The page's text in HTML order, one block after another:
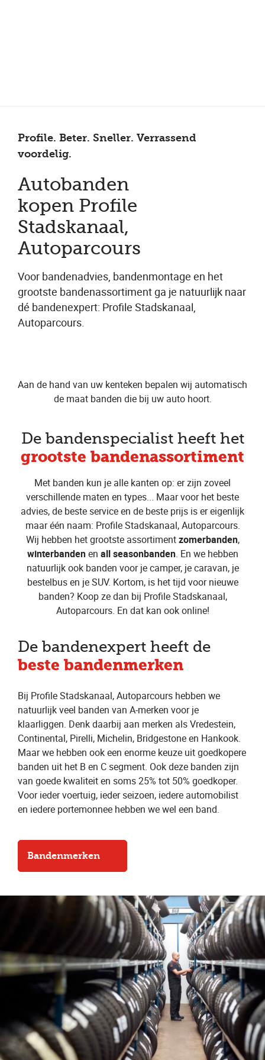
Profile. Beter. Sneller. Verrassend
voordelig.
Autobanden
kopen Profile
Stadskanaal,
Autoparcours
Voor bandenadvies, bandenmontage en het
grootste bandenassortiment ga je natuurlijk naar
dé bandenexpert: Profile Stadskanaal,
Autoparcours.
Aan de hand van uw kenteken bepalen wij automatisch
de maat banden die bij uw auto hoort.
De bandenspecialist heeft het
grootste bandenassortiment
Met banden kun je alle kanten op: er zijn zoveel
verschillende maten en types... Maar voor het beste
advies, de beste service en de beste prijs is er eigenlijk
maar één naam: Profile Stadskanaal, Autoparcours.
Wij hebben het grootste assortimentzomerbanden,
winterbandenen all seasonbanden. En we hebben
natuurlijk ook banden voor je camper, je caravan, je
bestelbus en je SUV. Kortom, is het tijd voor nieuwe
banden? Koop ze dan bij Profile Stadskanaal,
Autoparcours. En dat kan ook online!
De bandenexpert heeft de
beste bandenmerken
Bij Profile Stadskanaal, Autoparcours hebben we
natuurlijk veel banden van A-merken voor je
klaarliggen. Denk daarbij aan merken als Vredestein,
Continental, Pirelli, Michelin, Bridgestone en Hankook.
Maar we hebben ook een enorme keuze uit goedkopere
banden uit het B en C segment. Ook deze banden zijn
van goede kwaliteit en soms 25% tot 50% goedkoper.
Voor ieder voertuig, ieder seizoen, iedere automobilist
en iedere portemonnee hebben we wel een band.
Bandenmerken